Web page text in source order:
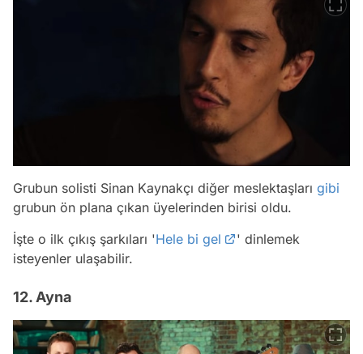
Grubun solisti Sinan Kaynakçı diğer meslektaşları gibi
grubun ön plana çıkan üyelerinden birisi oldu.
İşte o ilk çıkış şarkıları 'Hele bi gel
' dinlemek
isteyenler ulaşabilir.
12. Ayna